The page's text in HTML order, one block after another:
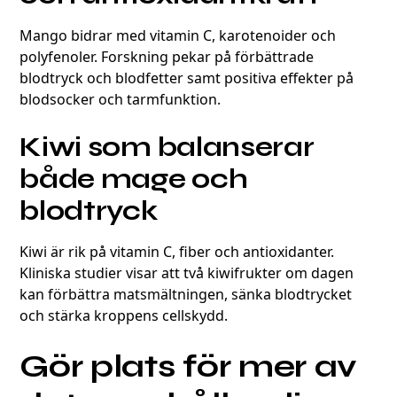
Mango bidrar med vitamin C, karotenoider och
polyfenoler. Forskning pekar på förbättrade
blodtryck och blodfetter samt positiva effekter på
blodsocker och tarmfunktion.
Kiwi som balanserar
både mage och
blodtryck
Kiwi är rik på vitamin C, fiber och antioxidanter.
Kliniska studier visar att två kiwifrukter om dagen
kan förbättra matsmältningen, sänka blodtrycket
och stärka kroppens cellskydd.
Gör plats för mer av